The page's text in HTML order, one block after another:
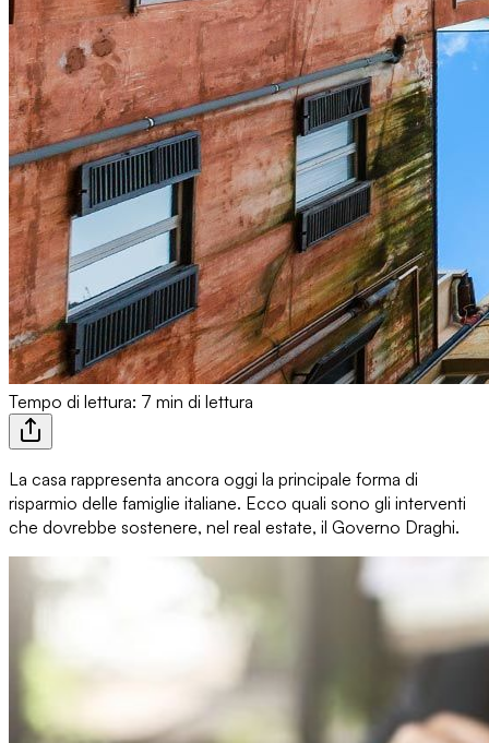
Tempo di lettura: 7 min di lettura
La casa rappresenta ancora oggi la principale forma di
risparmio delle famiglie italiane. Ecco quali sono gli interventi
che dovrebbe sostenere, nel real estate, il Governo Draghi.